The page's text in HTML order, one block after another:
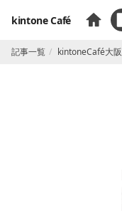
kintone Café
記事一覧 kintoneCafé大